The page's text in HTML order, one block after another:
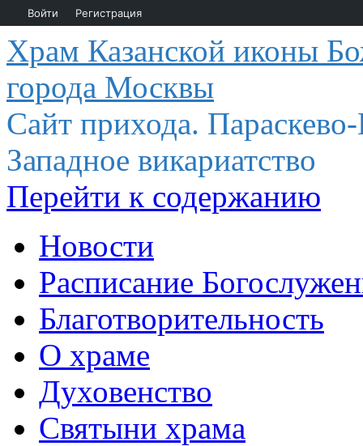
Храм Казанской иконы
города Москвы
Сайт прихода.
Западное викариатство
Перейти к содержанию
Новости
Расписание
Благотворительность
О храме
Духовенство
Святыни храма
Войти Регистрация